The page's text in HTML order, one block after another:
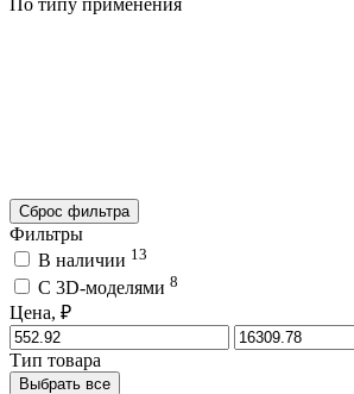
Сброс фильтра
Фильтры
В наличии 13
C 3D-моделями 8
Цена, ₽
Тип товара
Выбрать все